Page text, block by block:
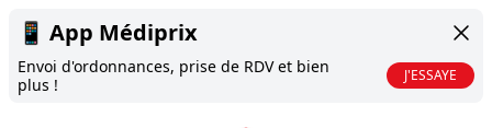
📱 App Médiprix
Envoi d'ordonnances, prise de RDV et bien
plus !
J'ESSAYE